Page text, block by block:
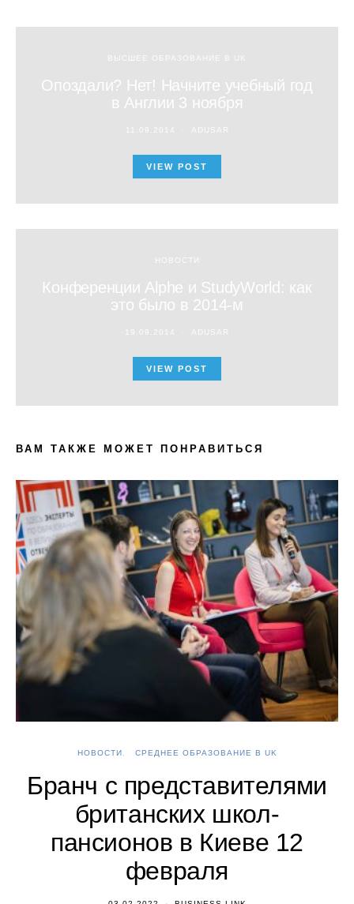
ВЫСШЕЕ ОБРАЗОВАНИЕ В UK
Опоздали? Нет! Начните учебный год
в Англии 3 ноября
11.09.2014 ADUSAR
VIEW POST
НОВОСТИ
Конференции Alphe и StudyWorld: как
это было в 2014-м
19.09.2014 ADUSAR
VIEW POST
ВАМ ТАКЖЕ МОЖЕТ ПОНРАВИТЬСЯ
НОВОСТИ СРЕДНЕЕ ОБРАЗОВАНИЕ В UK
Бранч с представителями
британских школ-
пансионов в Киеве 12
февраля